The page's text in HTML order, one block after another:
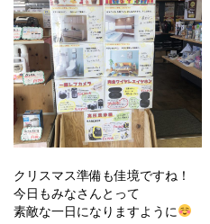
クリスマス準備も佳境ですね！
今日もみなさんとって
素敵な一日になりますように